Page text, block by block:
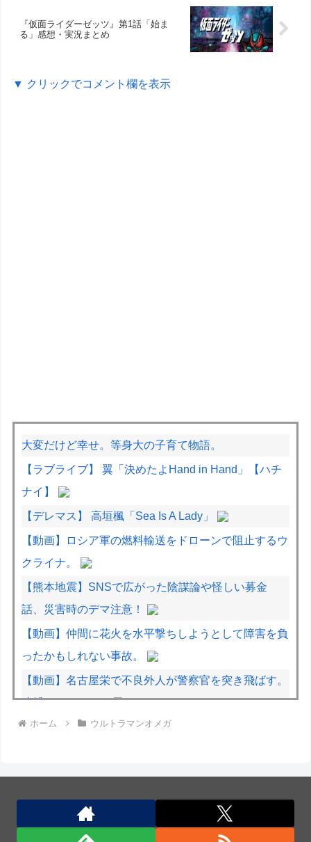
『仮面ライダーゼッツ』第1話「始ま
る」感想・実況まとめ
▼ クリックでコメント欄を表示
大変だけど幸せ。等身大の子育て物語。
【ラブライブ】 翼「決めたよHand in Hand」【ハチ
ナイ】
【デレマス】 高垣楓「Sea Is A Lady」
【動画】ロシア軍の燃料輸送をドローンで阻止するウ
クライナ。
【熊本地震】SNSで広がった陰謀論や怪しい募金
話、災害時のデマ注意！
【動画】仲間に花火を水平撃ちしようとして障害を負
ったかもしれない事故。
【動画】名古屋栄で不良外人が警察官を突き飛ばす。
逮捕しろやｗｗｗ
大将「何握りやしょう？」Z世代新人「じゃあサーモ
準まで減少」と軍高官が警告！
ホーム ウルトラマンオメガ